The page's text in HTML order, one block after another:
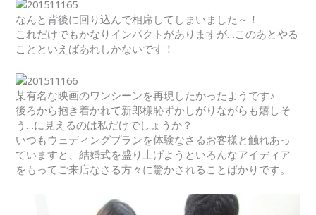
なんと背後に回り込んで相席してしまいました～！
これだけでもかなりインパクトがありますが…このあとやる
ことといえばあれしかないです！
某有名な映画のワンシーンを再現したかったようです♪
後ろから抱き着かれて新郎様恥ずかしがりながらも嬉しそ
う…に見えるのは私だけでしょうか？
いつもウェディングプランを体験なさるお客様と触れあっ
ていますと、結婚式を盛り上げようといろんなアイディア
をもってご来店なさる方々に驚かされることばかりです。